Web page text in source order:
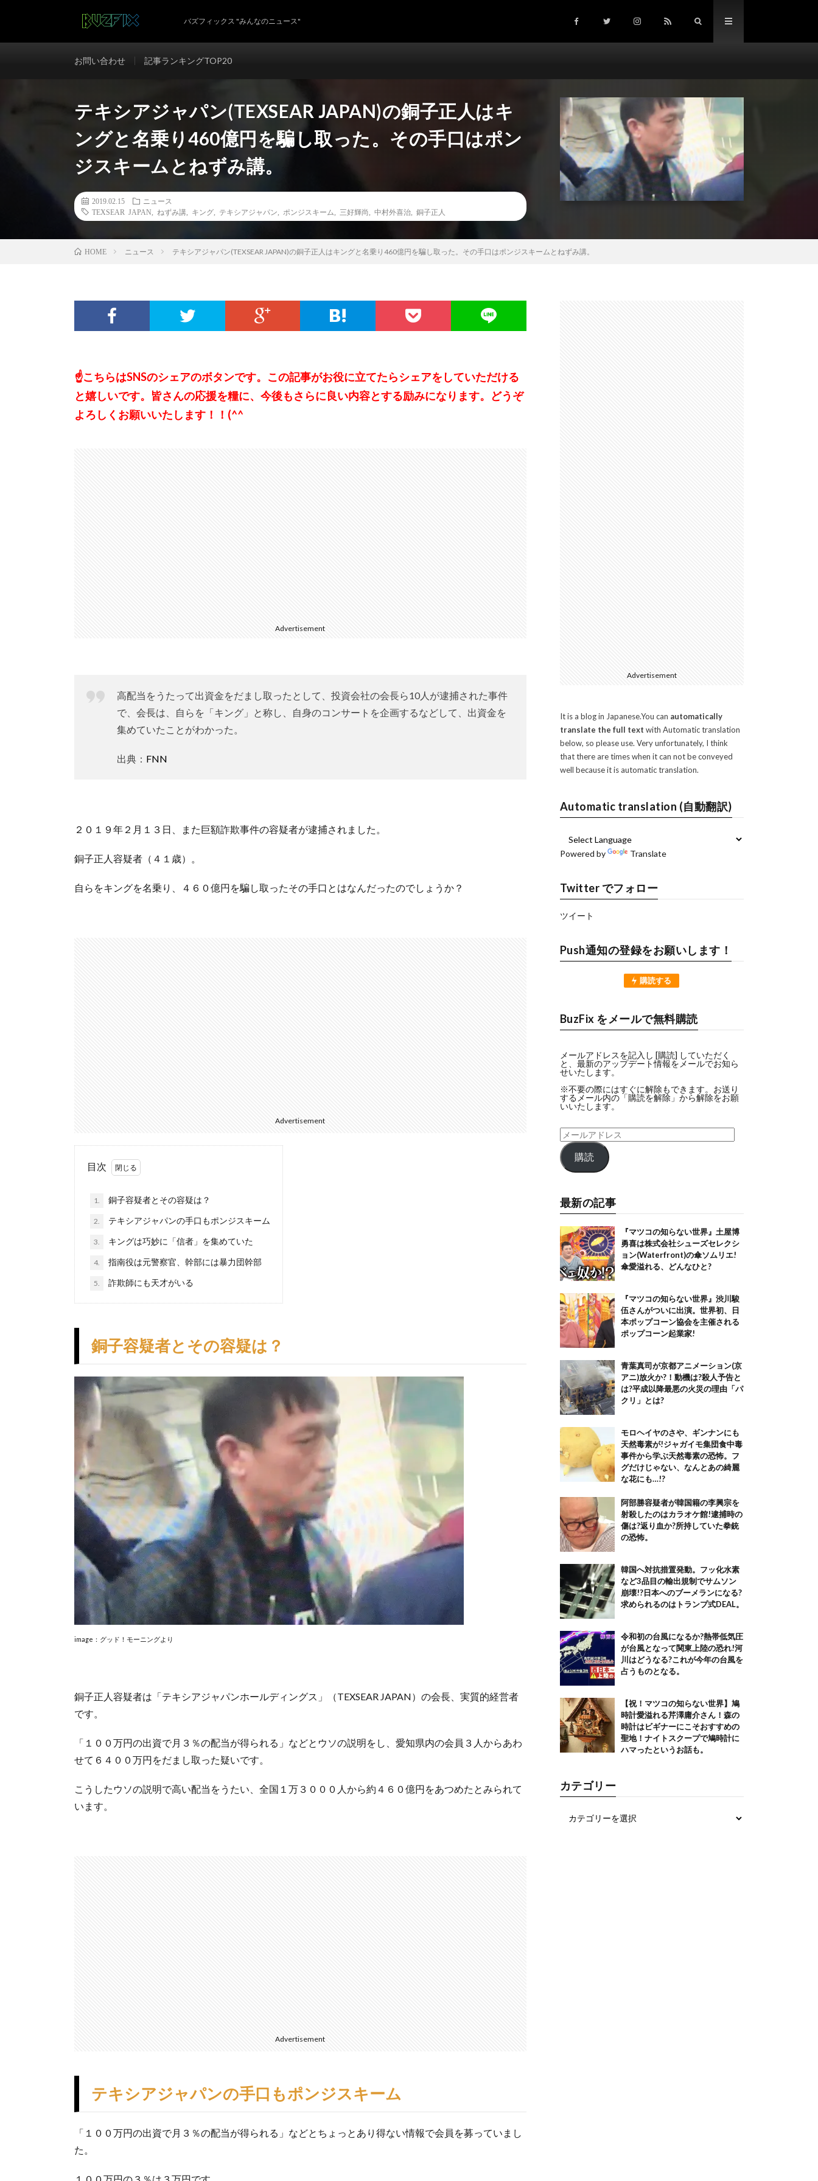
バズフィックス "みんなのニュース"
お問い合わせ 記事ランキングTOP20
テキシアジャパン(TEXSEAR JAPAN)の銅子正人はキ
ングと名乗り460億円を騙し取った。その手口はポン
ジスキームとねずみ講。
2019.02.15
ニュース
TEXSEAR JAPAN
ねずみ講 キング テキシアジャパン ポンジスキーム 三好輝尚 中村外喜治 銅子正人
HOME ニュース テキシアジャパン(TEXSEAR JAPAN)の銅子正人はキングと名乗り460億円を騙し取った。その手口はポンジスキームとねずみ講。
☝こちらはSNSのシェアのボタンです。この記事がお役に立てたらシェアをしていただける
と嬉しいです。皆さんの応援を糧に、今後もさらに良い内容とする励みになります。どうぞ
よろしくお願いいたします！！(^^
Advertisement
高配当をうたって出資金をだまし取ったとして、投資会社の会長ら10人が逮捕された事件
で、会長は、自らを「キング」と称し、自身のコンサートを企画するなどして、出資金を
集めていたことがわかった。
出典： FNN
２０１９年２月１３日、また巨額詐欺事件の容疑者が逮捕されました。
銅子正人容疑者（４１歳）。
自らをキングを名乗り、４６０億円を騙し取ったその手口とはなんだったのでしょうか？
Advertisement
目次
1. 銅子容疑者とその容疑は？
2. テキシアジャパンの手口もポンジスキーム
3. キングは巧妙に「信者」を集めていた
4. 指南役は元警察官、幹部には暴力団幹部
5. 詐欺師にも天才がいる
銅子容疑者とその容疑は？
image：グッド！モーニングより
銅子正人容疑者は「テキシアジャパンホールディングス」（TEXSEAR JAPAN）の会長、実質的経営者
です。
「１００万円の出資で月３％の配当が得られる」などとウソの説明をし、愛知県内の会員３人からあわ
せて６４００万円をだまし取った疑いです。
こうしたウソの説明で高い配当をうたい、全国１万３０００人から約４６０億円をあつめたとみられて
います。
Advertisement
テキシアジャパンの手口もポンジスキーム
「１００万円の出資で月３％の配当が得られる」などとちょっとあり得ない情報で会員を募っていまし
た。
Advertisement
It is a blog in Japanese.You can automatically
translate the full text with Automatic translation
below, so please use. Very unfortunately, I think
that there are times when it can not be conveyed
well because it is automatic translation.
Automatic translation (自動翻訳)
Powered by Translate
Twitter でフォロー
ツイート
Push通知の登録をお願いします！
購読する
BuzFix をメールで無料購読
メールアドレスを記入し [購読] していただく
と、最新のアップデート情報をメールでお知ら
せいたします。
※不要の際にはすぐに解除もできます。お送り
するメール内の「購読を解除」から解除をお願
いいたします。
購読
最新の記事
『マツコの知らない世界』土屋博
勇喜は株式会社シューズセレクシ
ョン(Waterfront)の傘ソムリエ!
傘愛溢れる、どんなひと?
『マツコの知らない世界』渋川駿
伍さんがついに出演。世界初、日
本ポップコーン協会を主催される
ポップコーン起業家!
青葉真司が京都アニメーション(京
アニ)放火か?！動機は?殺人予告と
は?平成以降最悪の火災の理由「パ
クリ」とは?
モロヘイヤのさや、ギンナンにも
天然毒素が!ジャガイモ集団食中毒
事件から学ぶ天然毒素の恐怖。フ
グだけじゃない、なんとあの綺麗
な花にも…!?
阿部勝容疑者が韓国籍の李興宗を
射殺したのはカラオケ館!逮捕時の
傷は?返り血か?所持していた拳銃
の恐怖。
韓国へ対抗措置発動。フッ化水素
など3品目の輸出規制でサムソン
崩壊!?日本へのブーメランになる?
求められるのはトランプ式DEAL。
令和初の台風になるか?熱帯低気圧
が台風となって関東上陸の恐れ!河
川はどうなる?これが今年の台風を
占うものとなる。
【祝！マツコの知らない世界】鳩
時計愛溢れる芹澤庸介さん！森の
時計はビギナーにこそおすすめの
聖地！ナイトスクープで鳩時計に
ハマったというお話も。
カテゴリー